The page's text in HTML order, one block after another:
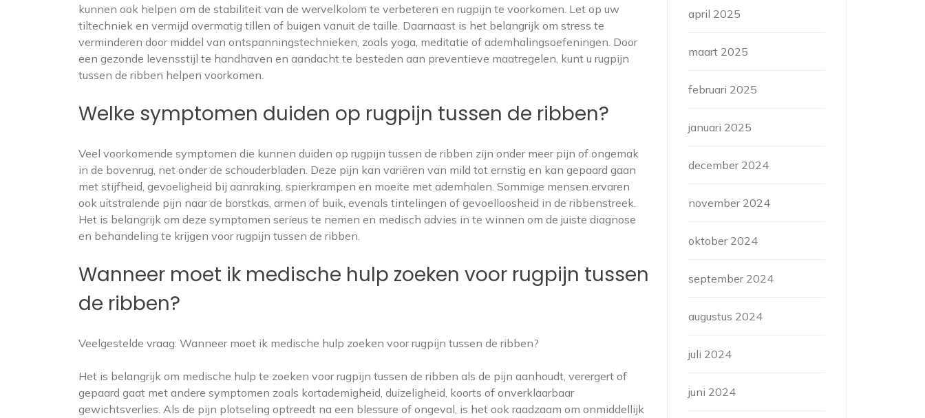
kunnen ook helpen om de stabiliteit van de wervelkolom te verbeteren en rugpijn te voorkomen. Let op uw
tiltechniek en vermijd overmatig tillen of buigen vanuit de taille. Daarnaast is het belangrijk om stress te
verminderen door middel van ontspanningstechnieken, zoals yoga, meditatie of ademhalingsoefeningen. Door
een gezonde levensstijl te handhaven en aandacht te besteden aan preventieve maatregelen, kunt u rugpijn
tussen de ribben helpen voorkomen.
Welke symptomen duiden op rugpijn tussen de ribben?
Veel voorkomende symptomen die kunnen duiden op rugpijn tussen de ribben zijn onder meer pijn of ongemak
in de bovenrug, net onder de schouderbladen. Deze pijn kan variëren van mild tot ernstig en kan gepaard gaan
met stijfheid, gevoeligheid bij aanraking, spierkrampen en moeite met ademhalen. Sommige mensen ervaren
ook uitstralende pijn naar de borstkas, armen of buik, evenals tintelingen of gevoelloosheid in de ribbenstreek.
Het is belangrijk om deze symptomen serieus te nemen en medisch advies in te winnen om de juiste diagnose
en behandeling te krijgen voor rugpijn tussen de ribben.
Wanneer moet ik medische hulp zoeken voor rugpijn tussen
de ribben?
Veelgestelde vraag: Wanneer moet ik medische hulp zoeken voor rugpijn tussen de ribben?
Het is belangrijk om medische hulp te zoeken voor rugpijn tussen de ribben als de pijn aanhoudt, verergert of
gepaard gaat met andere symptomen zoals kortademigheid, duizeligheid, koorts of onverklaarbaar
gewichtsverlies. Als de pijn plotseling optreedt na een blessure of ongeval, is het ook raadzaam om onmiddellijk
april 2025
maart 2025
februari 2025
januari 2025
december 2024
november 2024
oktober 2024
september 2024
augustus 2024
juli 2024
juni 2024